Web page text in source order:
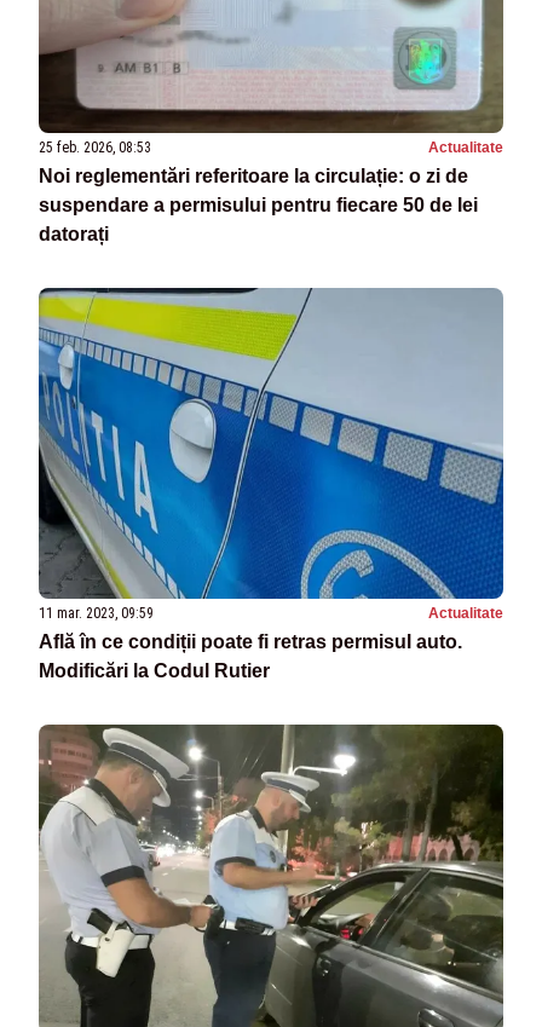
25 feb. 2026, 08:53 Actualitate
Noi reglementări referitoare la circulație: o zi de
suspendare a permisului pentru fiecare 50 de lei
datorați
11 mar. 2023, 09:59 Actualitate
Află în ce condiții poate fi retras permisul auto.
Modificări la Codul Rutier